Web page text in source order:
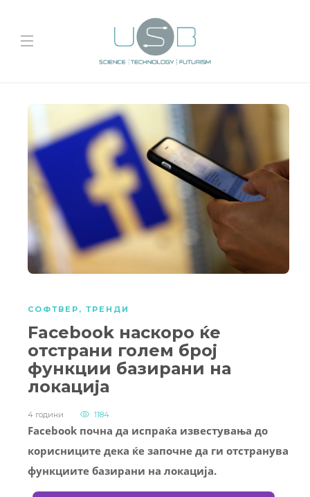
СОФТВЕР , ТРЕНДИ
Facebook наскоро ќе
отстрани голем број
функции базирани на
локација
4 години 1184
Facebook почна да испраќа известувања до
корисниците дека ќе започне да ги отстранува
функциите базирани на локација.